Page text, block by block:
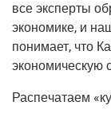
все экс­пер­ты
эко­но­ми­ке, и
пони­ма­ет, что
эко­но­ми­че­скую
Рас­пе­ча­та­ем